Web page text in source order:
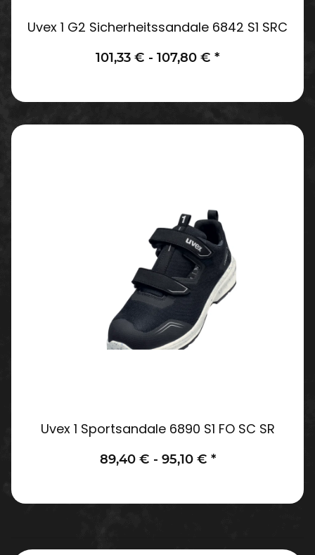
Uvex 1 G2 Sicherheitssandale 6842 S1 SRC
101,33 € - 107,80 € *
Uvex 1 Sportsandale 6890 S1 FO SC SR
89,40 € - 95,10 € *